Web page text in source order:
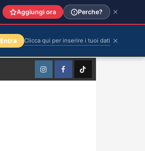
InstagramFacebookTikTok
Aggiungi ora Perche?
Entra Clicca qui per inserire i tuoi dati